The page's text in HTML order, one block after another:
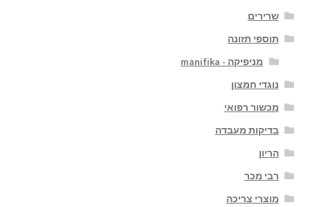
שרירים
תוספי תזונה
מניפיקה - manifika
נוגדי חמצון
מכשור רפואי
בדיקות מעבדה
הריון
רבי מכר
מוצרי צריכה